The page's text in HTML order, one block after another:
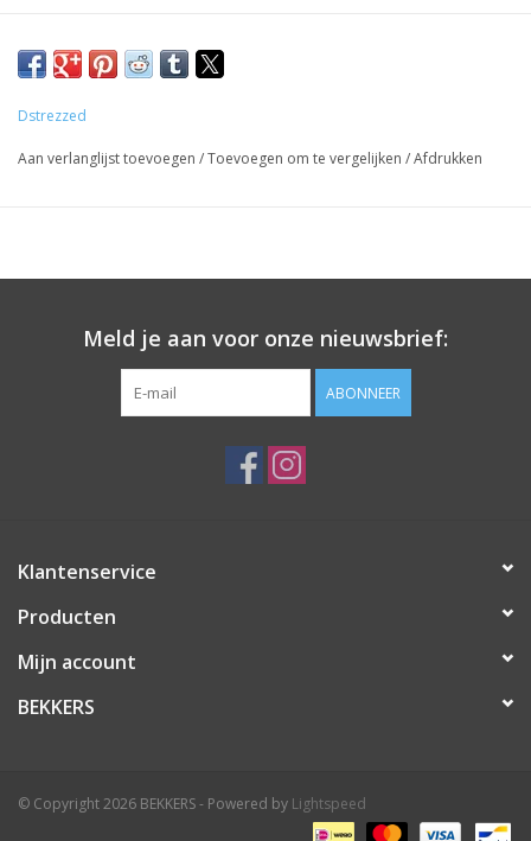
Dstrezzed
Aan verlanglijst toevoegen /Toevoegen om te vergelijken /Afdrukken
Meld je aan voor onze nieuwsbrief:
ABONNEER
Klantenservice
Producten
Mijn account
BEKKERS
© Copyright 2026 BEKKERS - Powered by Lightspeed